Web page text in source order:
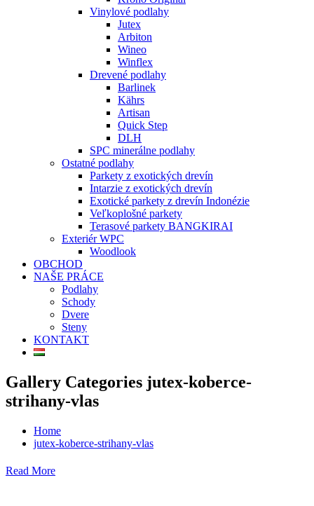
Vinylové podlahy
Jutex
Arbiton
Wineo
Winflex
Drevené podlahy
Barlinek
Kährs
Artisan
Quick Step
DLH
SPC minerálne podlahy
Ostatné podlahy
Parkety z exotických drevín
Intarzie z exotických drevín
Exotické parkety z drevín Indonézie
Veľkoplošné parkety
Terasové parkety BANGKIRAI
Exteriér WPC
Woodlook
OBCHOD
NAŠE PRÁCE
Podlahy
Schody
Dvere
Steny
KONTAKT
Gallery Categories jutex-koberce-
strihany-vlas
Home
jutex-koberce-strihany-vlas
Read More